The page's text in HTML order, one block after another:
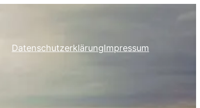
DatenschutzerklärungImpressum